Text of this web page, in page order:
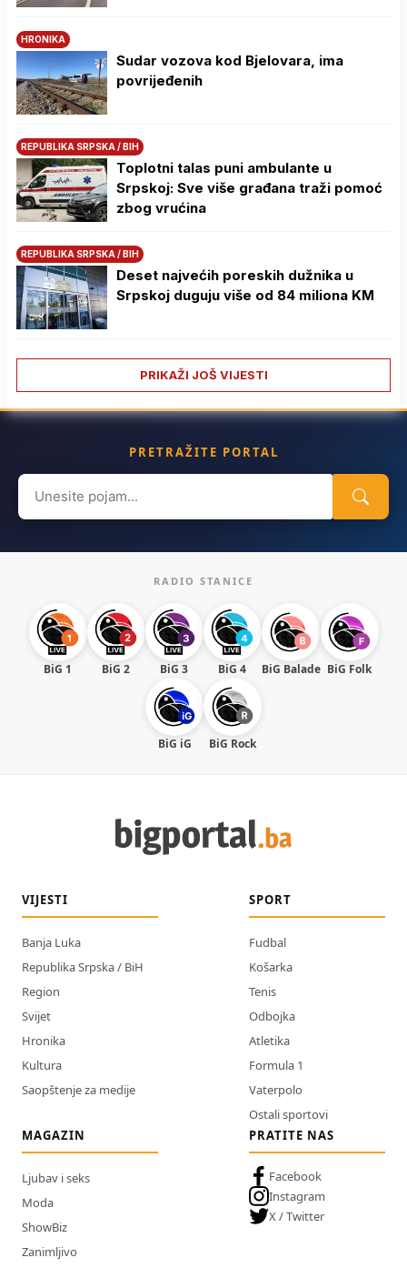
HRONIKA
Sudar vozova kod Bjelovara, ima
povrijeđenih
REPUBLIKA SRPSKA / BIH
Toplotni talas puni ambulante u
Srpskoj: Sve više građana traži pomoć
zbog vrućina
REPUBLIKA SRPSKA / BIH
Deset najvećih poreskih dužnika u
Srpskoj duguju više od 84 miliona KM
PRIKAŽI JOŠ VIJESTI
PRETRAŽITE PORTAL
Search
for:
RADIO STANICE
BiG 1 BiG 2 BiG 3 BiG 4 BiG Balade BiG Folk
BiG iG BiG Rock
VIJESTI
Banja Luka
Republika Srpska / BiH
Region
Svijet
Hronika
Kultura
Saopštenje za medije
SPORT
Fudbal
Košarka
Tenis
Odbojka
Atletika
Formula 1
Vaterpolo
Ostali sportovi
MAGAZIN
Ljubav i seks
Moda
ShowBiz
Zanimljivo
PRATITE NAS
Facebook
Instagram
X / Twitter